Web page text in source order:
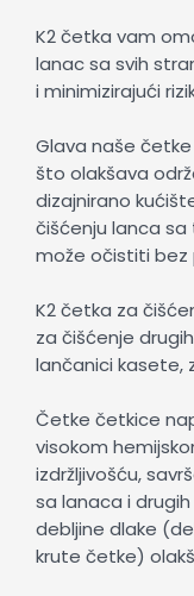
K2 četka vam
lanac sa svih
i minimizirajući
Glava naše
što olakšava
dizajnirano
čišćenju lanca
može očistiti
K2 četka za
za čišćenje
lančanici kasete,
Četke četkice
visokom
izdržljivošću,
sa lanaca i
debljine dlake
krute četke)